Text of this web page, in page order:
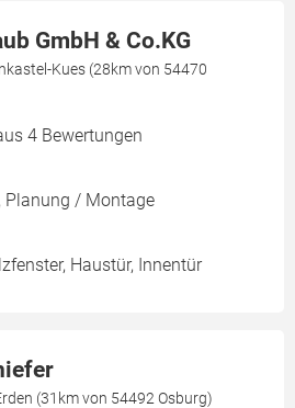
GmbH & Co.KG
Kues (28km von 54470
4 Bewertungen
Planung / Montage
Haustür, Innentür
(31km von 54492 Osburg)